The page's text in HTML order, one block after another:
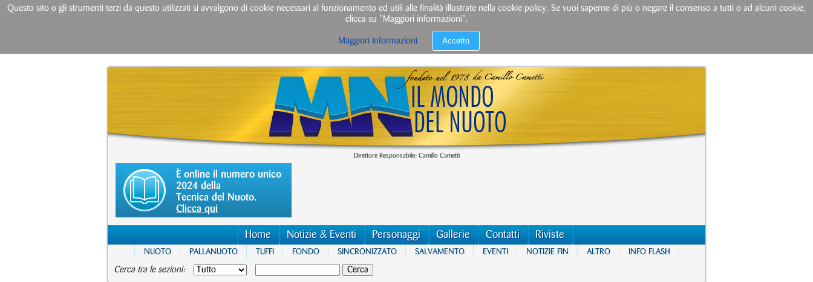
Direttore Responsabile: Camillo Cametti
È online il numero unico
2024 della
Tecnica del Nuoto.
Clicca qui
Home Notizie & Eventi Personaggi Gallerie Contatti Riviste
NUOTO PALLANUOTO TUFFI FONDO SINCRONIZZATO SALVAMENTO EVENTI NOTIZIE FIN ALTRO INFO FLASH
Cerca tra le sezioni:
Questo sito o gli strumenti terzi da questo utilizzati si avvalgono di cookie necessari al funzionamento ed utili alle finalità illustrate nella cookie policy. Se vuoi saperne di più o negare il consenso a tutti o ad alcuni cookie,
clicca su "Maggiori informazioni”.
Maggiori Informazioni Accetto